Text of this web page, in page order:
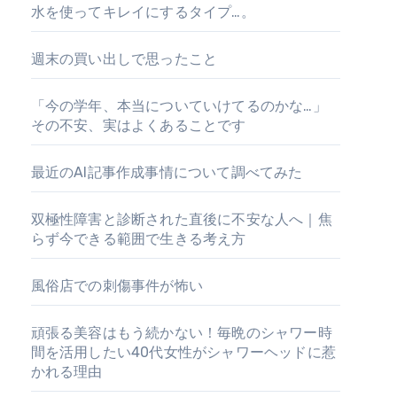
水を使ってキレイにするタイプ…。
週末の買い出しで思ったこと
「今の学年、本当についていけてるのかな…」
その不安、実はよくあることです
最近のAI記事作成事情について調べてみた
双極性障害と診断された直後に不安な人へ｜焦
らず今できる範囲で生きる考え方
風俗店での刺傷事件が怖い
頑張る美容はもう続かない！毎晩のシャワー時
間を活用したい40代女性がシャワーヘッドに惹
かれる理由